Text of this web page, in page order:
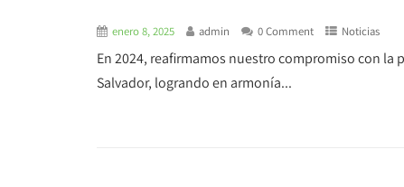
enero 8, 2025 admin 0 Comment Noticias
En 2024, reafirmamos nuestro compromiso con la
Salvador, logrando en armonía...